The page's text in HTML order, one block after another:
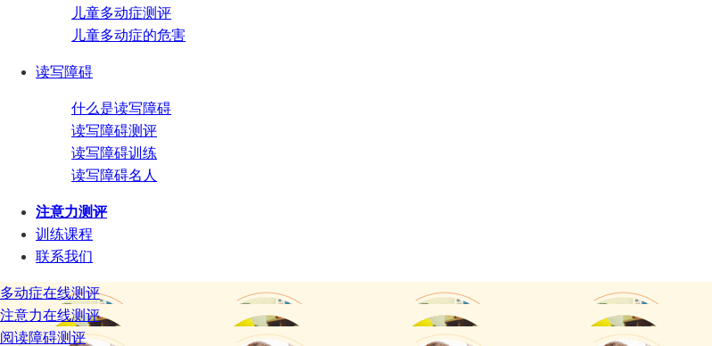
儿童多动症测评
儿童多动症的危害
读写障碍
什么是读写障碍
读写障碍测评
读写障碍训练
读写障碍名人
注意力测评
训练课程
联系我们
多动症在线测评
注意力在线测评
阅读障碍测评